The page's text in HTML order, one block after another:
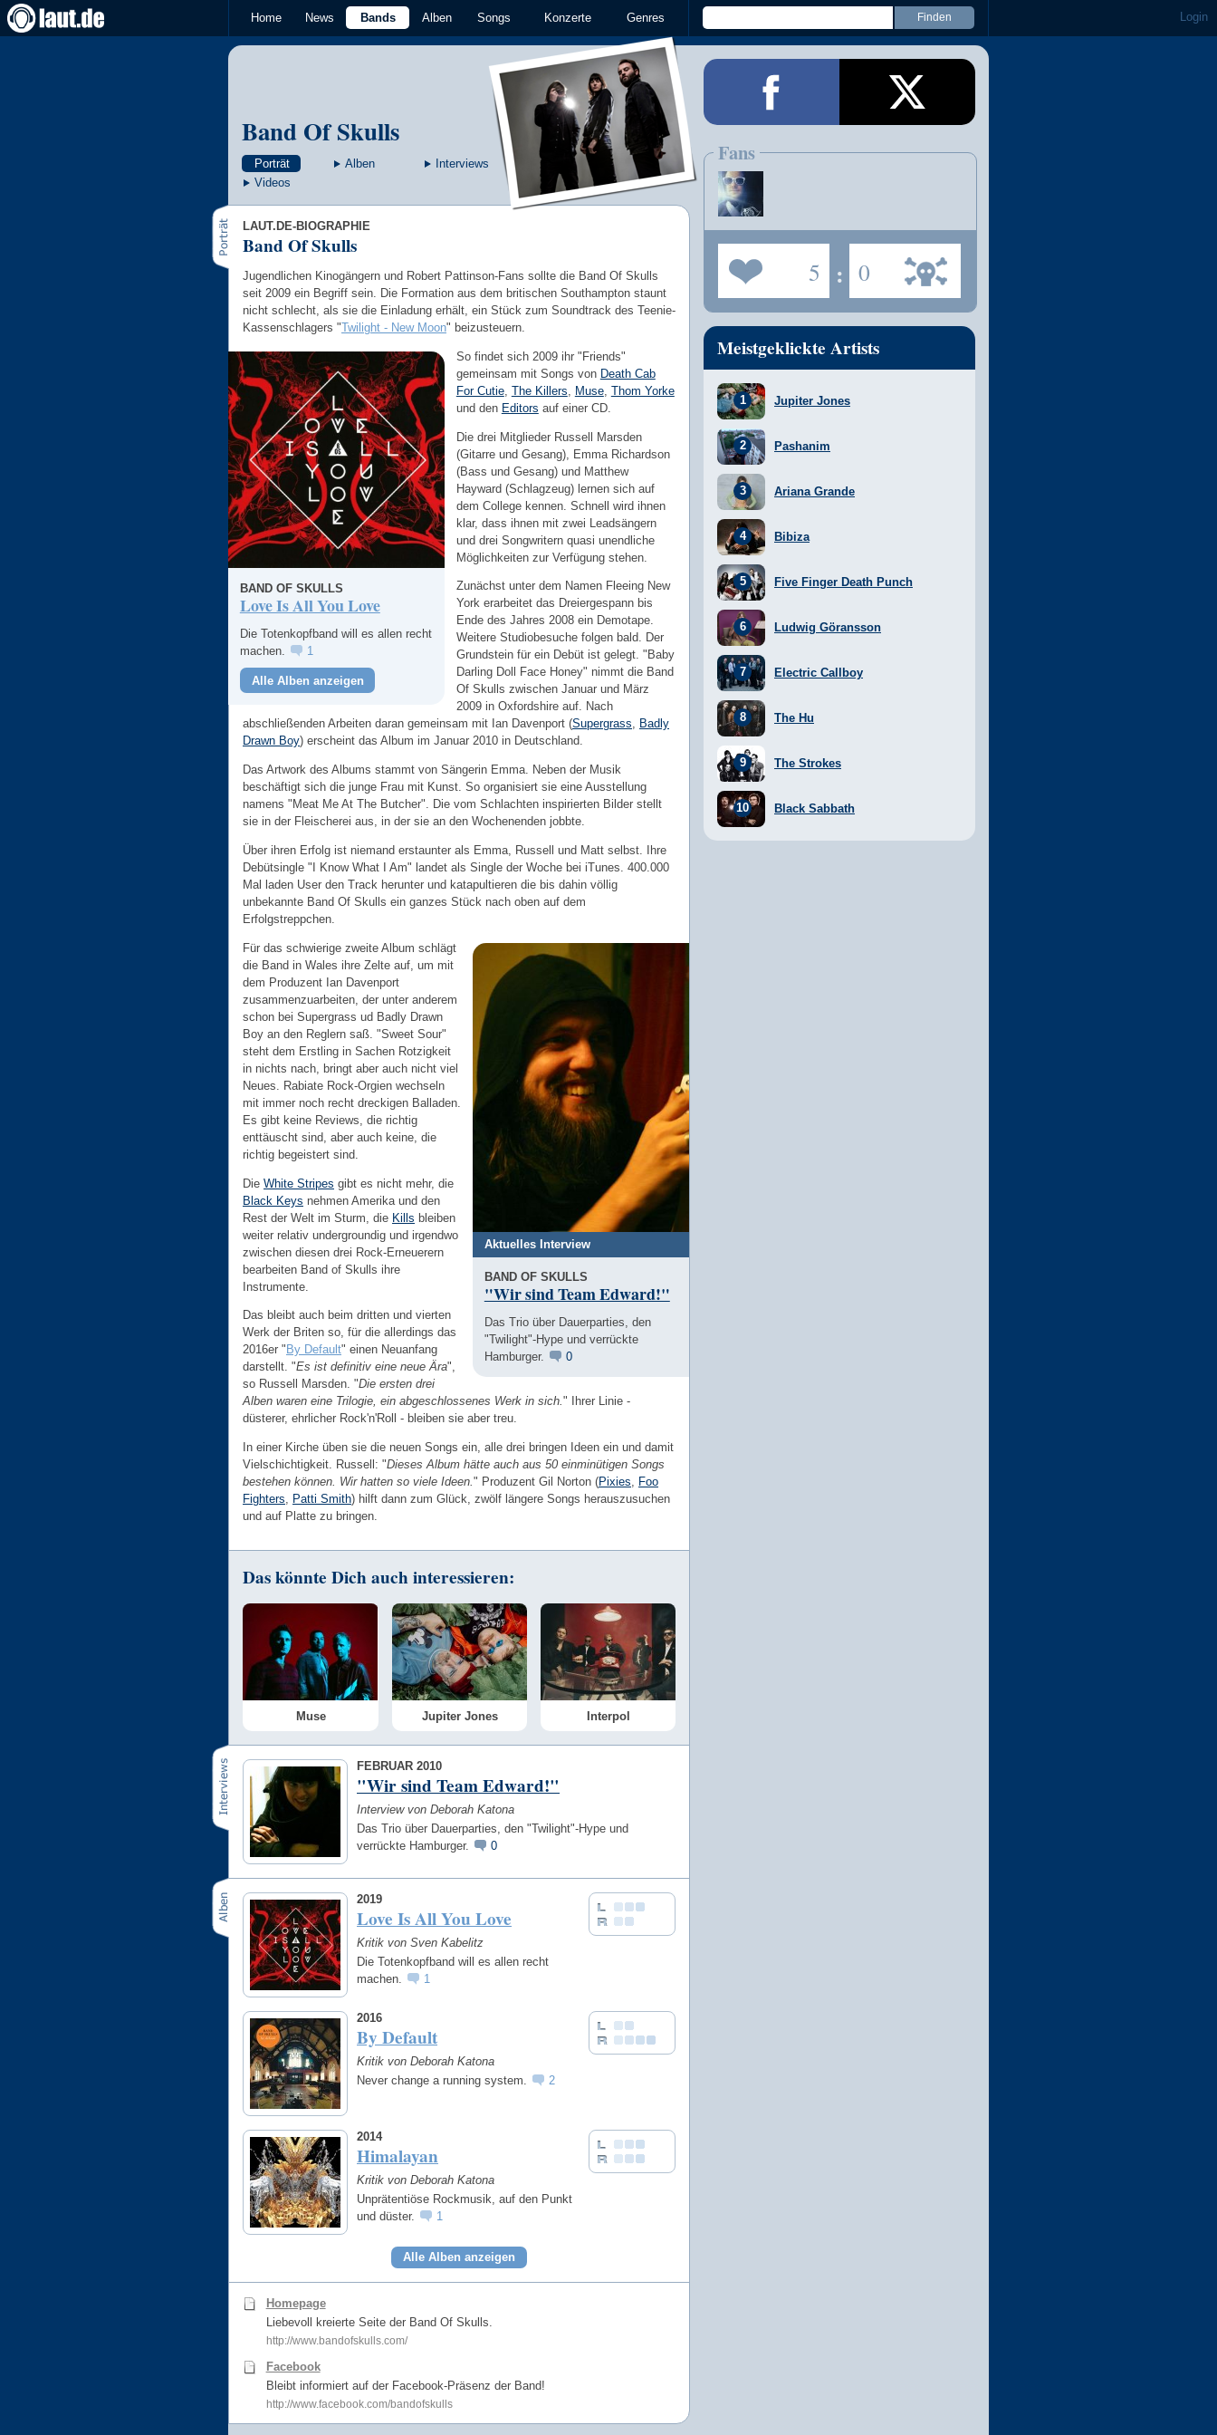
Home News Bands Alben Songs Konzerte Genres Login
Band Of Skulls
Porträt Alben
Interviews
Videos
LAUT.DE-BIOGRAPHIE
Band Of Skulls
Jugendlichen Kinogängern und Robert Pattinson-Fans sollte die Band Of Skulls
seit 2009 ein Begriff sein. Die Formation aus dem britischen Southampton staunt
nicht schlecht, als sie die Einladung erhält, ein Stück zum Soundtrack des Teenie-
Kassenschlagers "Twilight - New Moon" beizusteuern.
BAND OF SKULLS
Love Is All You Love
Die Totenkopfband will es allen recht
machen.
1
Alle Alben anzeigen
So findet sich 2009 ihr "Friends"
gemeinsam mit Songs von Death Cab
For Cutie, The Killers Muse, Thom Yorke
und den Editors auf einer CD.
Die drei Mitglieder Russell Marsden
(Gitarre und Gesang), Emma Richardson
(Bass und Gesang) und Matthew
Hayward (Schlagzeug) lernen sich auf
dem College kennen. Schnell wird ihnen
klar, dass ihnen mit zwei Leadsängern
und drei Songwritern quasi unendliche
Möglichkeiten zur Verfügung stehen.
Zunächst unter dem Namen Fleeing New
York erarbeitet das Dreiergespann bis
Ende des Jahres 2008 ein Demotape.
Weitere Studiobesuche folgen bald. Der
Grundstein für ein Debüt ist gelegt. "Baby
Darling Doll Face Honey" nimmt die Band
Of Skulls zwischen Januar und März
2009 in Oxfordshire auf. Nach
abschließenden Arbeiten daran gemeinsam mit Ian Davenport (Supergrass, Badly
Drawn Boy) erscheint das Album im Januar 2010 in Deutschland.
Das Artwork des Albums stammt von Sängerin Emma. Neben der Musik
beschäftigt sich die junge Frau mit Kunst. So organisiert sie eine Ausstellung
namens "Meat Me At The Butcher". Die vom Schlachten inspirierten Bilder stellt
sie in der Fleischerei aus, in der sie an den Wochenenden jobbte.
Über ihren Erfolg ist niemand erstaunter als Emma, Russell und Matt selbst. Ihre
Debütsingle "I Know What I Am" landet als Single der Woche bei iTunes. 400.000
Mal laden User den Track herunter und katapultieren die bis dahin völlig
unbekannte Band Of Skulls ein ganzes Stück nach oben auf dem
Erfolgstreppchen.
Aktuelles Interview
BAND OF SKULLS
"Wir sind Team Edward!"
Das Trio über Dauerparties, den
"Twilight"-Hype und verrückte
Hamburger.
0
Für das schwierige zweite Album schlägt
die Band in Wales ihre Zelte auf, um mit
dem Produzent Ian Davenport
zusammenzuarbeiten, der unter anderem
schon bei Supergrass ud Badly Drawn
Boy an den Reglern saß. "Sweet Sour"
steht dem Erstling in Sachen Rotzigkeit
in nichts nach, bringt aber auch nicht viel
Neues. Rabiate Rock-Orgien wechseln
mit immer noch recht dreckigen Balladen.
Es gibt keine Reviews, die richtig
enttäuscht sind, aber auch keine, die
richtig begeistert sind.
Die White Stripes gibt es nicht mehr, die
Black Keys nehmen Amerika und den
Rest der Welt im Sturm, die Kills bleiben
weiter relativ undergroundig und irgendwo
zwischen diesen drei Rock-Erneuerern
bearbeiten Band of Skulls ihre
Instrumente.
Das bleibt auch beim dritten und vierten
Werk der Briten so, für die allerdings das
2016er " By Default" einen Neuanfang
darstellt. "Es ist definitiv eine neue Ära",
so Russell Marsden. "Die ersten drei
Alben waren eine Trilogie, ein abgeschlossenes Werk in sich." Ihrer Linie -
düsterer, ehrlicher Rock'n'Roll - bleiben sie aber treu.
In einer Kirche üben sie die neuen Songs ein, alle drei bringen Ideen ein und damit
Vielschichtigkeit. Russell: "Dieses Album hätte auch aus 50 einminütigen Songs
bestehen können. Wir hatten so viele Ideen." Produzent Gil Norton (Pixies, Foo
Fighters, Patti Smith) hilft dann zum Glück, zwölf längere Songs herauszusuchen
und auf Platte zu bringen.
Das könnte Dich auch interessieren:
Muse Jupiter Jones Interpol
FEBRUAR 2010
"Wir sind Team Edward!"
Interview von Deborah Katona
Das Trio über Dauerparties, den "Twilight"-Hype und
verrückte Hamburger.
0
2019
Love Is All You Love
Kritik von Sven Kabelitz
Die Totenkopfband will es allen recht
machen.
1
2016
By Default
Kritik von Deborah Katona
Never change a running system.
2
2014
Himalayan
Kritik von Deborah Katona
Unprätentiöse Rockmusik, auf den Punkt
und düster.
1
Alle Alben anzeigen
Homepage
Liebevoll kreierte Seite der Band Of Skulls.
http://www.bandofskulls.com/
Facebook
Bleibt informiert auf der Facebook-Präsenz der Band!
http://www.facebook.com/bandofskulls
Fans
5 : 0
Meistgeklickte Artists
Jupiter Jones
Pashanim
Ariana Grande
Bibiza
Five Finger Death Punch
Ludwig Göransson
Electric Callboy
The Hu
The Strokes
Black Sabbath